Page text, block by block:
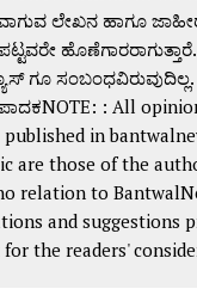
ಲೇಖನ ಹಾಗೂ
ಗೂ
: All
in
are those of the
relation to
and suggestions
the readers'